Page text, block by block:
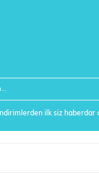
ilk siz haberdar